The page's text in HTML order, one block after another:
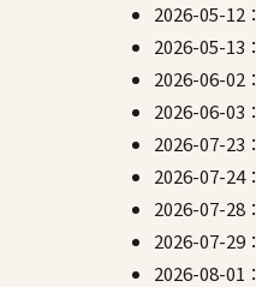
2026-05-12：
2026-05-13：
2026-06-02：
2026-06-03：
2026-07-23：
2026-07-24：
2026-07-28：
2026-07-29：
2026-08-01：